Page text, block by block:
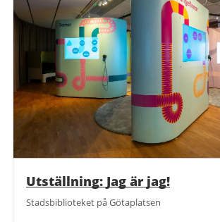
Utställning: Jag är jag!
Stadsbiblioteket på Götaplatsen